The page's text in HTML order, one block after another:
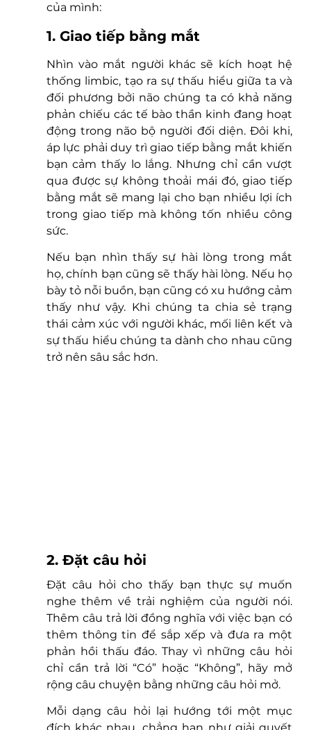
của mình:
1. Giao tiếp bằng mắt
Nhìn vào mắt người khác sẽ kích hoạt hệ
thống limbic, tạo ra sự thấu hiểu giữa ta và
đối phương bởi não chúng ta có khả năng
phản chiếu các tế bào thần kinh đang hoạt
động trong não bộ người đối diện. Đôi khi,
áp lực phải duy trì giao tiếp bằng mắt khiến
bạn cảm thấy lo lắng. Nhưng chỉ cần vượt
qua được sự không thoải mái đó, giao tiếp
bằng mắt sẽ mang lại cho bạn nhiều lợi ích
trong giao tiếp mà không tốn nhiều công
sức.
Nếu bạn nhìn thấy sự hài lòng trong mắt
họ, chính bạn cũng sẽ thấy hài lòng. Nếu họ
bày tỏ nỗi buồn, bạn cũng có xu hướng cảm
thấy như vậy. Khi chúng ta chia sẻ trạng
thái cảm xúc với người khác, mối liên kết và
sự thấu hiểu chúng ta dành cho nhau cũng
trở nên sâu sắc hơn.
2. Đặt câu hỏi
Đặt câu hỏi cho thấy bạn thực sự muốn
nghe thêm về trải nghiệm của người nói.
Thêm câu trả lời đồng nghĩa với việc bạn có
thêm thông tin để sắp xếp và đưa ra một
phản hồi thấu đáo. Thay vì những câu hỏi
chỉ cần trả lời “Có” hoặc “Không”, hãy mở
rộng câu chuyện bằng những câu hỏi mở.
Mỗi dạng câu hỏi lại hướng tới một mục